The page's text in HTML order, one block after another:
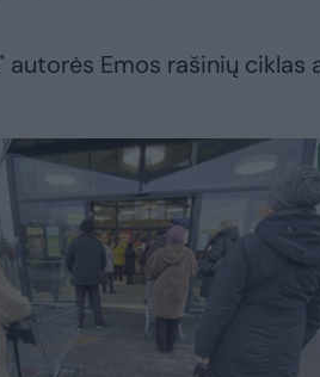
autorės Emos rašinių ciklas